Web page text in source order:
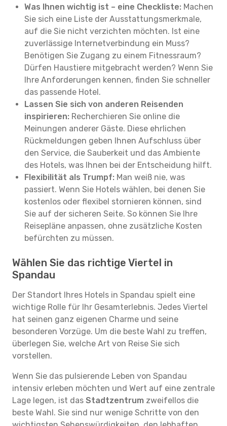
Was Ihnen wichtig ist – eine Checkliste: Machen
Sie sich eine Liste der Ausstattungsmerkmale,
auf die Sie nicht verzichten möchten. Ist eine
zuverlässige Internetverbindung ein Muss?
Benötigen Sie Zugang zu einem Fitnessraum?
Dürfen Haustiere mitgebracht werden? Wenn Sie
Ihre Anforderungen kennen, finden Sie schneller
das passende Hotel.
Lassen Sie sich von anderen Reisenden
inspirieren: Recherchieren Sie online die
Meinungen anderer Gäste. Diese ehrlichen
Rückmeldungen geben Ihnen Aufschluss über
den Service, die Sauberkeit und das Ambiente
des Hotels, was Ihnen bei der Entscheidung hilft.
Flexibilität als Trumpf: Man weiß nie, was
passiert. Wenn Sie Hotels wählen, bei denen Sie
kostenlos oder flexibel stornieren können, sind
Sie auf der sicheren Seite. So können Sie Ihre
Reisepläne anpassen, ohne zusätzliche Kosten
befürchten zu müssen.
Wählen Sie das richtige Viertel in
Spandau
Der Standort Ihres Hotels in Spandau spielt eine
wichtige Rolle für Ihr Gesamterlebnis. Jedes Viertel
hat seinen ganz eigenen Charme und seine
besonderen Vorzüge. Um die beste Wahl zu treffen,
überlegen Sie, welche Art von Reise Sie sich
vorstellen.
Wenn Sie das pulsierende Leben von Spandau
intensiv erleben möchten und Wert auf eine zentrale
Lage legen, ist das Stadtzentrum zweifellos die
beste Wahl. Sie sind nur wenige Schritte von den